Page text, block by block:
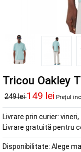
Tricou Oakley
249 lei149 lei Prețul
Livrare prin curier: vineri,
Livrare gratuită pentru
Disponibilitate: Alege